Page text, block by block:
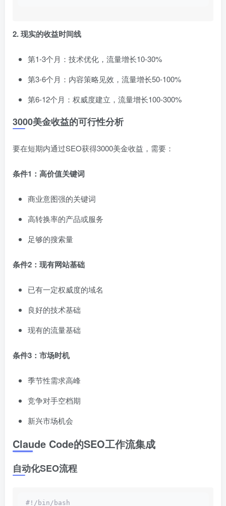
2. 现实的收益时间线
第1-3个月：技术优化，流量增长10-30%
第3-6个月：内容策略见效，流量增长50-100%
第6-12个月：权威度建立，流量增长100-300%
3000美金收益的可行性分析
要在短期内通过SEO获得3000美金收益，需要：
条件1：高价值关键词
商业意图强的关键词
高转换率的产品或服务
足够的搜索量
条件2：现有网站基础
已有一定权威度的域名
良好的技术基础
现有的流量基础
条件3：市场时机
季节性需求高峰
竞争对手空档期
新兴市场机会
Claude Code的SEO工作流集成
自动化SEO流程
#!/bin/bash